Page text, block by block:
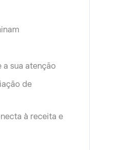
a sua atenção
de
à receita e